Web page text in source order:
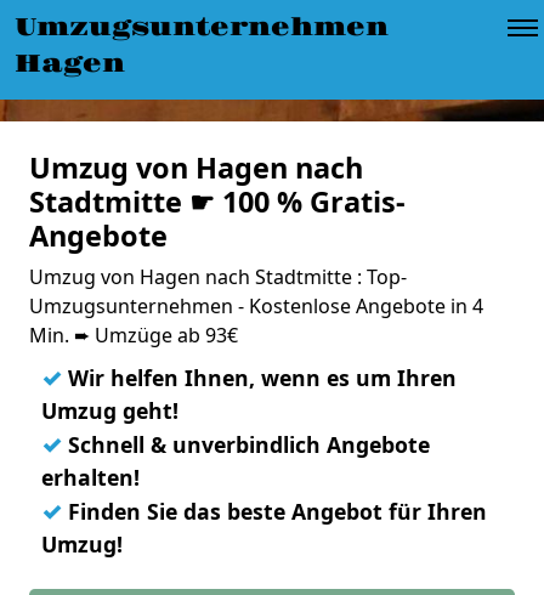
Umzugsunternehmen
Hagen
Umzug von Hagen nach
Stadtmitte ☛ 100 % Gratis-
Angebote
Umzug von Hagen nach Stadtmitte : Top-
Umzugsunternehmen - Kostenlose Angebote in 4
Min. ➨ Umzüge ab 93€
✓ Wir helfen Ihnen, wenn es um Ihren
Umzug geht!
✓ Schnell & unverbindlich Angebote
erhalten!
✓ Finden Sie das beste Angebot für Ihren
Umzug!